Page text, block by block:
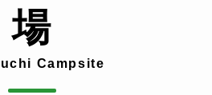
場
Campsite